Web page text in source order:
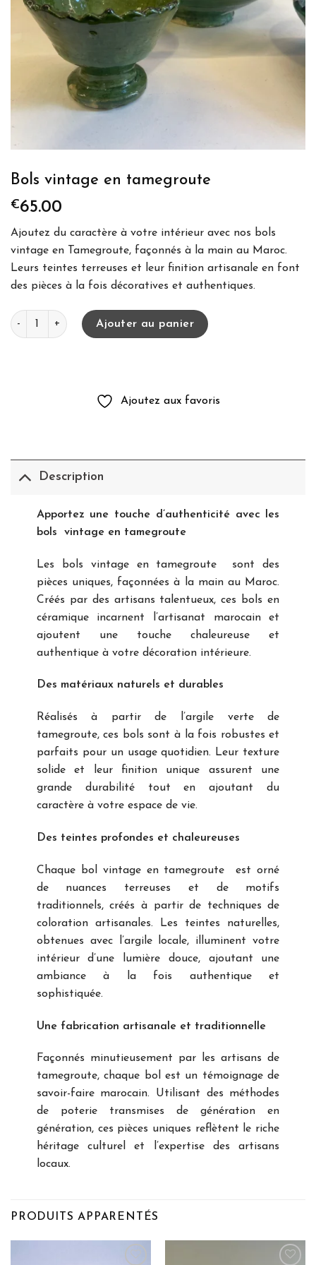
Bols vintage en tamegroute
€65.00
Ajoutez du caractère à votre intérieur avec nos bols
vintage en Tamegroute, façonnés à la main au Maroc.
Leurs teintes terreuses et leur finition artisanale en font
des pièces à la fois décoratives et authentiques.
quantité de Bols vintage en tamegroute
Ajouter au panier
Ajoutez aux favoris
Description
Apportez une touche d’authenticité avec les
bols vintage en tamegroute
Les bols vintage en tamegroute sont des
pièces uniques, façonnées à la main au Maroc.
Créés par des artisans talentueux, ces bols en
céramique incarnent l’artisanat marocain et
ajoutent une touche chaleureuse et
authentique à votre décoration intérieure.
Des matériaux naturels et durables
Réalisés à partir de l’argile verte de
tamegroute, ces bols sont à la fois robustes et
parfaits pour un usage quotidien. Leur texture
solide et leur finition unique assurent une
grande durabilité tout en ajoutant du
caractère à votre espace de vie.
Des teintes profondes et chaleureuses
Chaque bol vintage en tamegroute est orné
de nuances terreuses et de motifs
traditionnels, créés à partir de techniques de
coloration artisanales. Les teintes naturelles,
obtenues avec l’argile locale, illuminent votre
intérieur d’une lumière douce, ajoutant une
ambiance à la fois authentique et
sophistiquée.
Une fabrication artisanale et traditionnelle
Façonnés minutieusement par les artisans de
tamegroute, chaque bol est un témoignage de
savoir-faire marocain. Utilisant des méthodes
de poterie transmises de génération en
génération, ces pièces uniques reflètent le riche
héritage culturel et l’expertise des artisans
locaux.
PRODUITS APPARENTÉS